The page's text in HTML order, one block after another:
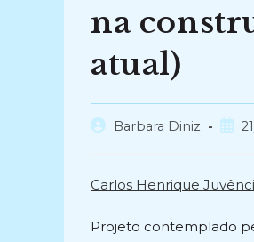
na
atual)
AutorBarbara Diniz
Post
Carlos Henrique
Projeto contemplado